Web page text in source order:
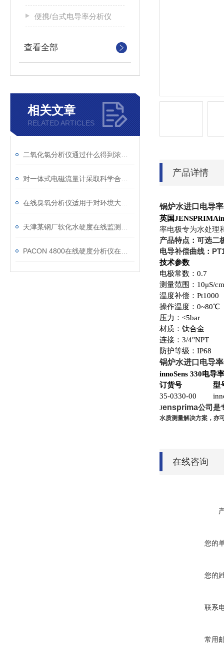
便携/台式电导率分析仪
查看全部
相关文章
RELATED ARTICLES
产品详情
锅炉水进口电导
英国
率电极专为水处理
产品特点：可选二
电导补偿曲线：
技术参数
电极常数：0.7
测量范围：10μS/
温度补偿：Pt1000
操作温度：0~80℃
压力：<5bar
材质：钛合金
连接：3/4"NPT
防护等级：IP68
锅炉水进口电导
innoSens 330电导
订货号
型
35-0330-00
Jensprima公司是
水质测量解决方案，亦
在线咨询
您的
您的
联系
常用